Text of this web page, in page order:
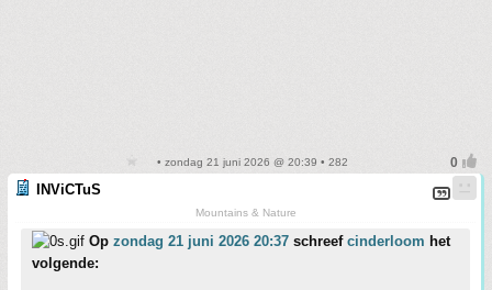
• zondag 21 juni 2026 @ 20:39 • 282
INViCTuS
Mountains & Nature
Op zondag 21 juni 2026 20:37 schreef cinderloom het
volgende: